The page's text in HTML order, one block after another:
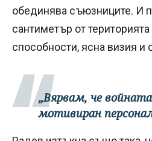
обединява съюзниците. И
сантиметър от
способности, ясна визия и
„Вярвам, че
мотивиран